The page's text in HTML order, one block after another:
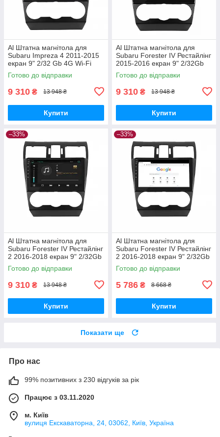
Al Штатна магнітола для
Subaru Impreza 4 2011-2015
екран 9" 2/32 Gb 4G Wi-Fi
GPS Top Android
Готово до відправки
9 310 ₴ 13 948 ₴
Купити
Al Штатна магнітола для
Subaru Forester IV Рестайлінг
2015-2016 екран 9" 2/32Gb
4G Wi-Fi GPS Top Android
Готово до відправки
9 310 ₴ 13 948 ₴
Купити
–33%
Al Штатна магнітола для
Subaru Forester IV Рестайлінг
2 2016-2018 екран 9" 2/32Gb
4G Wi-Fi GPS Top Android
Готово до відправки
9 310 ₴ 13 948 ₴
Купити
–33%
Al Штатна магнітола для
Subaru Forester IV Рестайлінг
2 2016-2018 екран 9" 2/32Gb
Wi-Fi GPS Base Android
Готово до відправки
5 786 ₴ 8 668 ₴
Купити
Показати ще
Про нас
99% позитивних з 230 відгуків за рік
Працює з 03.11.2020
м. Київ
вулиця Екскаваторна, 24, 03062, Київ, Україна